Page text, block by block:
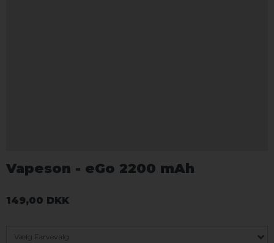
Vapeson - eGo 2200 mAh
149,00 DKK
Vælg Farvevalg